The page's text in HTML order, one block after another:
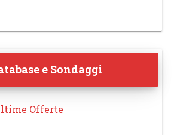
e Sondaggi
Offerte